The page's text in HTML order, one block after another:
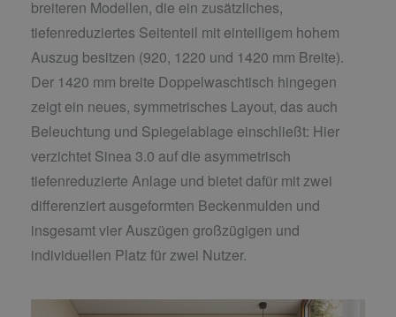
breiteren Modellen, die ein zusätzliches,
tiefenreduziertes Seitenteil mit einteiligem hohem
Auszug besitzen (920, 1220 und 1420 mm Breite).
Der 1420 mm breite Doppelwaschtisch hingegen
zeigt ein neues, symmetrisches Layout, das auch
Beleuchtung und Spiegelablage einschließt: Hier
verzichtet Sinea 3.0 auf die asymmetrisch
tiefenreduzierte Anlage und bietet dafür mit zwei
differenziert ausgeformten Beckenmulden und
insgesamt vier Auszügen großzügigen und
individuellen Platz für zwei Nutzer.